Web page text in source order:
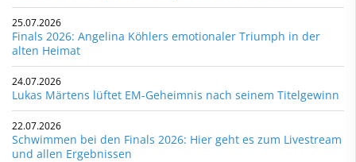
25.07.2026
Finals 2026: Angelina Köhlers emotionaler Triumph in der
alten Heimat
24.07.2026
Lukas Märtens lüftet EM-Geheimnis nach seinem Titelgewinn
22.07.2026
Schwimmen bei den Finals 2026: Hier geht es zum Livestream
und allen Ergebnissen